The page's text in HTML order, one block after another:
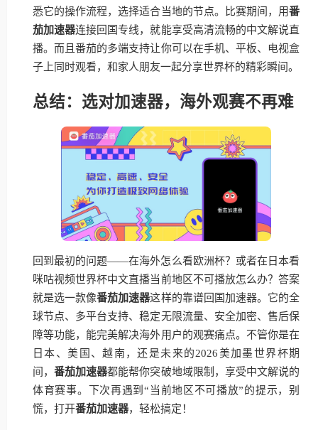
悉它的操作流程，选择适合当地的节点。比赛期间，用番
茄加速器连接回国专线，就能享受高清流畅的中文解说直
播。而且番茄的多端支持让你可以在手机、平板、电视盒
子上同时观看，和家人朋友一起分享世界杯的精彩瞬间。
总结：选对加速器，海外观赛不再难
回到最初的问题——在海外怎么看欧洲杯？或者在日本看
咪咕视频世界杯中文直播当前地区不可播放怎么办？答案
就是选一款像番茄加速器这样的靠谱回国加速器。它的全
球节点、多平台支持、稳定无限流量、安全加密、售后保
障等功能，能完美解决海外用户的观赛痛点。不管你是在
日本、美国、越南，还是未来的2026美加墨世界杯期
间，番茄加速器都能帮你突破地域限制，享受中文解说的
体育赛事。下次再遇到“当前地区不可播放”的提示，别
慌，打开番茄加速器，轻松搞定！